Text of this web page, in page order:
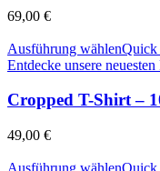
69,00 €
Ausführung wählen
Entdecke unsere
Cropped T-Shirt –
49,00 €